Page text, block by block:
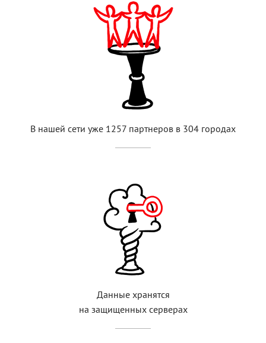
В нашей сети уже 1257 партнеров в 304 городах
Данные хранятся
на защищенных серверах